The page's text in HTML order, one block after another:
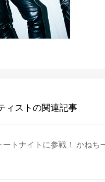
ィストの関連記事
ートナイトに参戦！ かね